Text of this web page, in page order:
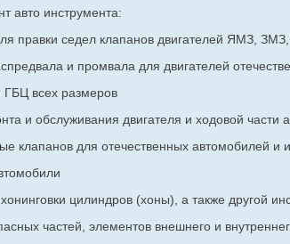
авто инструмента:
правки седел клапанов двигателей ЯМЗ,
и промвала для двигателей
всех размеров
и обслуживания двигателя и ходовой части
клапанов для отечественныхавтомобилей и
цилиндров (хоны), а также другой
частей, элементов внешнего и